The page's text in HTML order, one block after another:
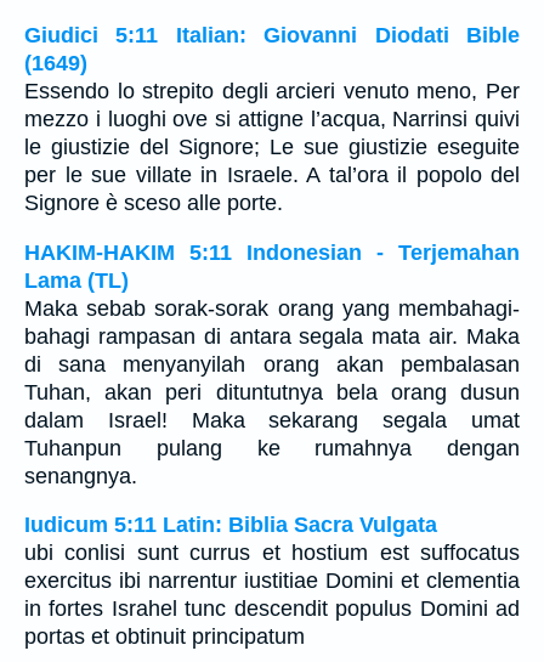
Giudici 5:11 Italian: Giovanni Diodati Bible
(1649)
Essendo lo strepito degli arcieri venuto meno, Per
mezzo i luoghi ove si attigne l’acqua, Narrinsi quivi
le giustizie del Signore; Le sue giustizie eseguite
per le sue villate in Israele. A tal’ora il popolo del
Signore è sceso alle porte.
HAKIM-HAKIM 5:11 Indonesian - Terjemahan
Lama (TL)
Maka sebab sorak-sorak orang yang membahagi-
bahagi rampasan di antara segala mata air. Maka
di sana menyanyilah orang akan pembalasan
Tuhan, akan peri dituntutnya bela orang dusun
dalam Israel! Maka sekarang segala umat
Tuhanpun pulang ke rumahnya dengan
senangnya.
Iudicum 5:11 Latin: Biblia Sacra Vulgata
ubi conlisi sunt currus et hostium est suffocatus
exercitus ibi narrentur iustitiae Domini et clementia
in fortes Israhel tunc descendit populus Domini ad
portas et obtinuit principatum